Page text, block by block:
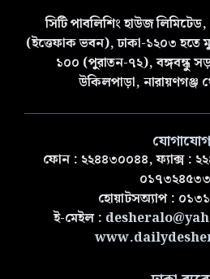
সিটি পাবলিশিং হাউজ
(ইত্তেফাক ভবন), ঢাকা-১২০৩ হতে
১০০ (পুরাতন-৭২), বঙ্গবন্ধু
উকিলপাড়া, নারায়ণগঞ্জ
যোগাযোগ
ফোন : ২২৪৪৩০০৪৪, ফ্যাক্স :
হোয়াটসঅ্যাপ :
ই-মেইল :